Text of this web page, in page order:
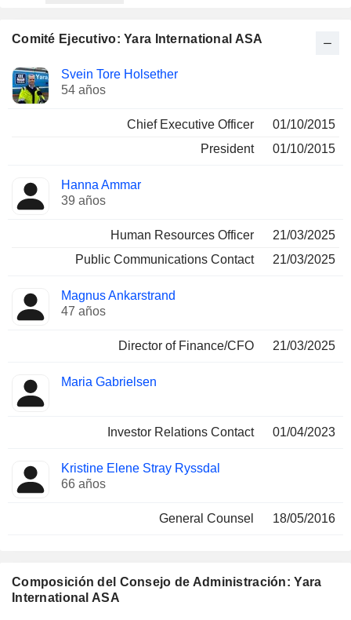
Comité Ejecutivo: Yara International ASA
Director
Funciones
ocupadas
Svein Tore Holsether
54 años
Chief Executive Officer
01/10/2015
President
01/10/2015
Hanna Ammar
39 años
Human Resources Officer
21/03/2025
Public Communications Contact
21/03/2025
Magnus Ankarstrand
47 años
Director of Finance/CFO 21/03/2025
Maria Gabrielsen
Investor Relations Contact 01/04/2023
Kristine Elene Stray Ryssdal
66 años
General Counsel 18/05/2016
Composición del Consejo de Administración: Yara
International ASA